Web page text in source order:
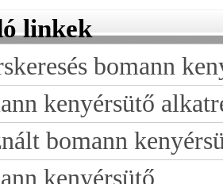
linkek
bomann
kenyérsütő
bomann
kenyérsütő